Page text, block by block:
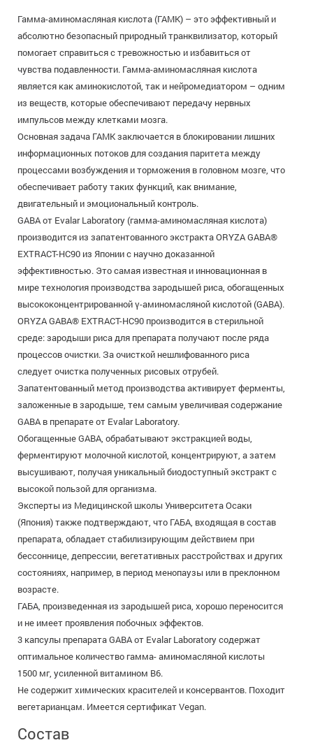
Гамма-аминомасляная кислота (ГАМК) – это эффективный и
абсолютно безопасный природный транквилизатор, который
помогает справиться с тревожностью и избавиться от
чувства подавленности. Гамма-аминомасляная кислота
является как аминокислотой, так и нейромедиатором – одним
из веществ, которые обеспечивают передачу нервных
импульсов между клетками мозга.
Основная задача ГАМК заключается в блокировании лишних
информационных потоков для создания паритета между
процессами возбуждения и торможения в головном мозге, что
обеспечивает работу таких функций, как внимание,
двигательный и эмоциональный контроль.
GABA от Evalar Laboratory (гамма-аминомасляная кислота)
производится из запатентованного экстракта ORYZA GABA®
EXTRACT-НС90 из Японии с научно доказанной
эффективностью. Это самая известная и инновационная в
мире технология производства зародышей риса, обогащенных
высококонцентрированной γ-аминомасляной кислотой (GABA).
ORYZA GABA® EXTRACT-НС90 производится в стерильной
среде: зародыши риса для препарата получают после ряда
процессов очистки. За очисткой нешлифованного риса
следует очистка полученных рисовых отрубей.
Запатентованный метод производства активирует ферменты,
заложенные в зародыше, тем самым увеличивая содержание
GABA в препарате от Evalar Laboratory.
Обогащенные GABA, обрабатывают экстракцией воды,
ферментируют молочной кислотой, концентрируют, а затем
высушивают, получая уникальный биодоступный экстракт с
высокой пользой для организма.
Эксперты из Медицинской школы Университета Осаки
(Япония) также подтверждают, что ГАБА, входящая в состав
препарата, обладает стабилизирующим действием при
бессоннице, депрессии, вегетативных расстройствах и других
состояниях, например, в период менопаузы или в преклонном
возрасте.
ГАБА, произведенная из зародышей риса, хорошо переносится
и не имеет проявления побочных эффектов.
3 капсулы препарата GABA от Evalar Laboratory содержат
оптимальное количество гамма- аминомасляной кислоты
1500 мг, усиленной витамином B6.
Не содержит химических красителей и консервантов. Походит
вегетарианцам. Имеется сертификат Vegan.
Состав